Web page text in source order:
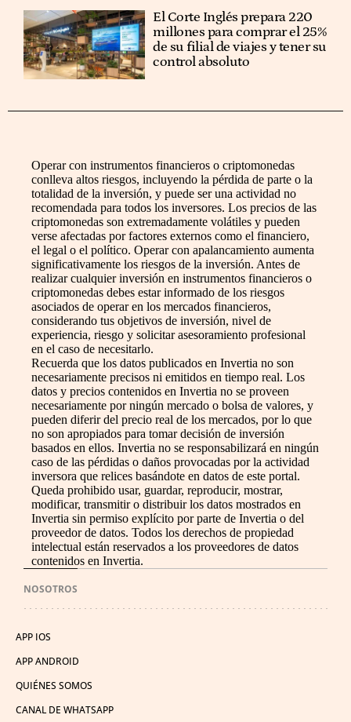
El Corte Inglés prepara 220
millones para comprar el 25%
de su filial de viajes y tener su
control absoluto
Operar con instrumentos financieros o criptomonedas
conlleva altos riesgos, incluyendo la pérdida de parte o la
totalidad de la inversión, y puede ser una actividad no
recomendada para todos los inversores. Los precios de las
criptomonedas son extremadamente volátiles y pueden
verse afectadas por factores externos como el financiero,
el legal o el político. Operar con apalancamiento aumenta
significativamente los riesgos de la inversión. Antes de
realizar cualquier inversión en instrumentos financieros o
criptomonedas debes estar informado de los riesgos
asociados de operar en los mercados financieros,
considerando tus objetivos de inversión, nivel de
experiencia, riesgo y solicitar asesoramiento profesional
en el caso de necesitarlo.
Recuerda que los datos publicados en Invertia no son
necesariamente precisos ni emitidos en tiempo real. Los
datos y precios contenidos en Invertia no se proveen
necesariamente por ningún mercado o bolsa de valores, y
pueden diferir del precio real de los mercados, por lo que
no son apropiados para tomar decisión de inversión
basados en ellos. Invertia no se responsabilizará en ningún
caso de las pérdidas o daños provocadas por la actividad
inversora que relices basándote en datos de este portal.
Queda prohibido usar, guardar, reproducir, mostrar,
modificar, transmitir o distribuir los datos mostrados en
Invertia sin permiso explícito por parte de Invertia o del
proveedor de datos. Todos los derechos de propiedad
intelectual están reservados a los proveedores de datos
contenidos en Invertia.
NOSOTROS
APP IOS
APP ANDROID
QUIÉNES SOMOS
CANAL DE WHATSAPP